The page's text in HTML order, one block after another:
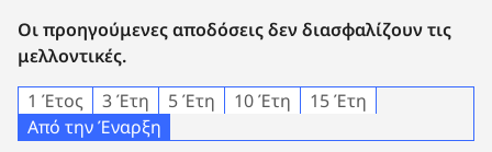
Οι προηγούμενες αποδόσεις δεν διασφαλίζουν τις
μελλοντικές.
1 Έτος
3 Έτη 5 Έτη 10 Έτη
15 Έτη
Από την Έναρξη